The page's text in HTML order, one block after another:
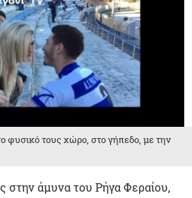
φυσικό τους χώρο, στο γήπεδο, με την
στην άμυνα του Ρήγα Φεραίου,